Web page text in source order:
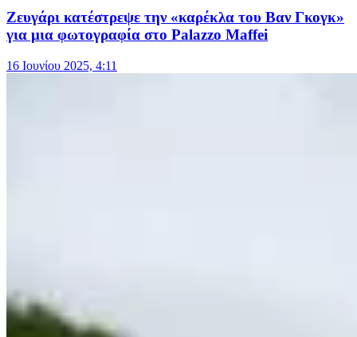
Ζευγάρι κατέστρεψε την «καρέκλα του Βαν Γκογκ»
για μια φωτογραφία στο Palazzo Maffei
16 Ιουνίου 2025, 4:11